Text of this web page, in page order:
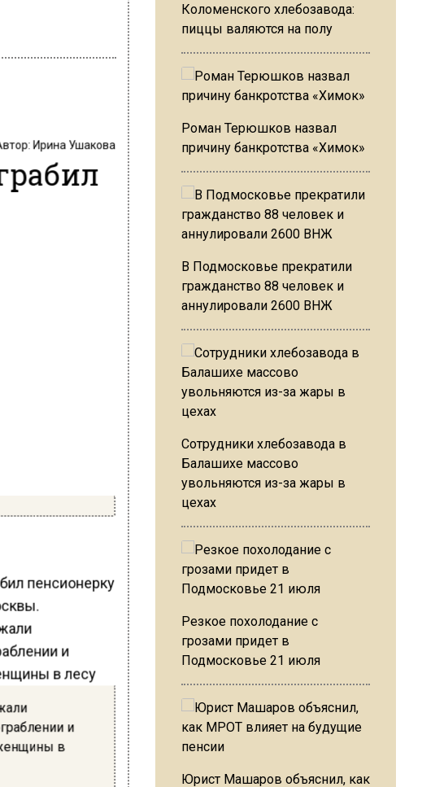
Ирина Ушакова
пенсионерку
и
в
Коломенского хлебозавода:
пиццы валяются на полу
Роман Терюшков назвал
причину банкротства «Химок»
В Подмосковье прекратили
гражданство 88 человек и
аннулировали 2600 ВНЖ
Сотрудники хлебозавода в
Балашихе массово
увольняются из-за жары в
цехах
Резкое похолодание с
грозами придет в
Подмосковье 21 июля
Юрист Машаров объяснил, как